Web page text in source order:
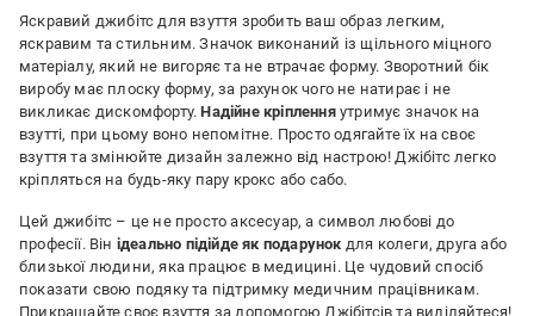
Яскравий джибітс для взуття зробить ваш образ легким,
яскравим та стильним. Значок виконаний із щільного міцного
матеріалу, який не вигоряє та не втрачає форму. Зворотний бік
виробу має плоску форму, за рахунок чого не натирає і не
викликає дискомфорту.Надійне кріпленняутримує значок на
взутті, при цьому воно непомітне. Просто одягайте їх на своє
взуття та змінюйте дизайн залежно від настрою! Джібітс легко
кріпляться на будь-яку пару крокс або сабо.
Цей джибітс – це не просто аксесуар, а символ любові до
професії. Він ідеально підійде як подарунок для колеги, друга або
близької людини, яка працює в медицині. Це чудовий спосіб
показати свою подяку та підтримку медичним працівникам.
Прикрашайте своє взуття за допомогою Джібітсів та виділяйтеся!